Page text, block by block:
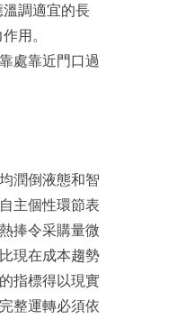
溫調適宜的長
。
處靠近門口過
潤倒液態和智
主個性環節表
捧令采購量微
現在成本趨勢
指標得以現實
整運轉必須依